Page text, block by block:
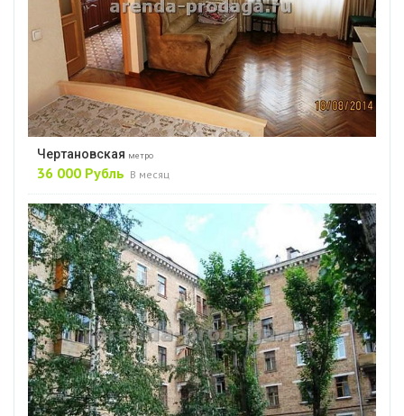
Чертановская метро
36 000 Рубль В месяц